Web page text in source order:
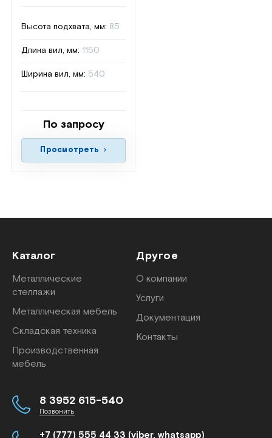
Высота подхвата, мм: 85
Длина вил, мм: 1150
Ширина вил, мм: 540
По запросу
Просмотреть
Каталог
Металлические
стеллажи
Металлическая мебель
Складская техника
Производственная
мебель
Другое
О компании
Услуги
Документация
Контакты
8 3952 615-540
Позвонить
+7 (777) 555 44 33 (viber, whatsapp)